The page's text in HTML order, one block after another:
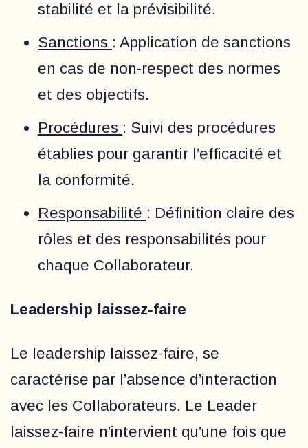
stabilité et la prévisibilité.
Sanctions : Application de sanctions
en cas de non-respect des normes
et des objectifs.
Procédures : Suivi des procédures
établies pour garantir l’efficacité et
la conformité.
Responsabilité : Définition claire des
rôles et des responsabilités pour
chaque Collaborateur.
Leadership laissez-faire
Le leadership laissez-faire, se
caractérise par l’absence d’interaction
avec les Collaborateurs. Le Leader
laissez-faire n’intervient qu’une fois que